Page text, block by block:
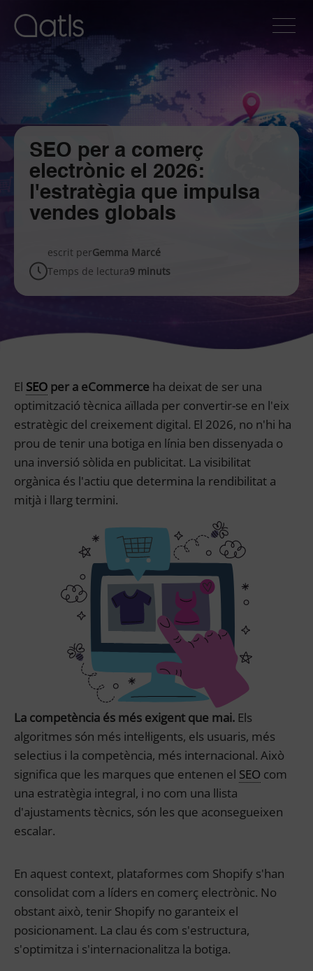
SEO per a comerç
electrònic el 2026:
l'estratègia que impulsa
vendes globals
escrit perGemma Marcé
Temps de lectura9 minuts
El SEO per a eCommerce ha deixat de ser una
optimització tècnica aïllada per convertir-se en l'eix
estratègic del creixement digital. El 2026, no n'hi ha
prou de tenir una botiga en línia ben dissenyada o
una inversió sòlida en publicitat. La visibilitat
orgànica és l'actiu que determina la rendibilitat a
mitjà i llarg termini.
La competència és més exigent que mai. Els
algoritmes són més intel·ligents, els usuaris, més
selectius i la competència, més internacional. Això
significa que les marques que entenen el SEO com
una estratègia integral, i no com una llista
d'ajustaments tècnics, són les que aconsegueixen
escalar.
En aquest context, plataformes com Shopify s'han
consolidat com a líders en comerç electrònic. No
obstant això, tenir Shopify no garanteix el
posicionament. La clau és com s'estructura,
s'optimitza i s'internacionalitza la botiga.